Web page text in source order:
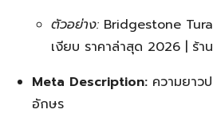
ตัวอย่าง: Bridgestone
เงียบ ราคาล่าสุด 2026 | ร้า
Meta Description: ความยาว
อักษร